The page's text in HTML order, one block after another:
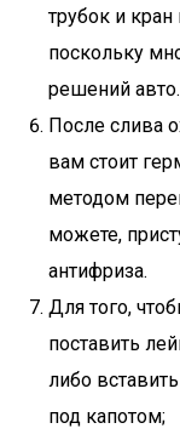
трубок и кран
поскольку
решений авто.
После слива
вам стоит
методом
можете,
антифриза.
Для того,
поставить
либо
под капотом;